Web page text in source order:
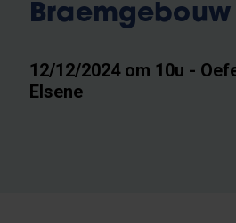
Braemgebouw
12/12/2024 om 10u -
Elsene